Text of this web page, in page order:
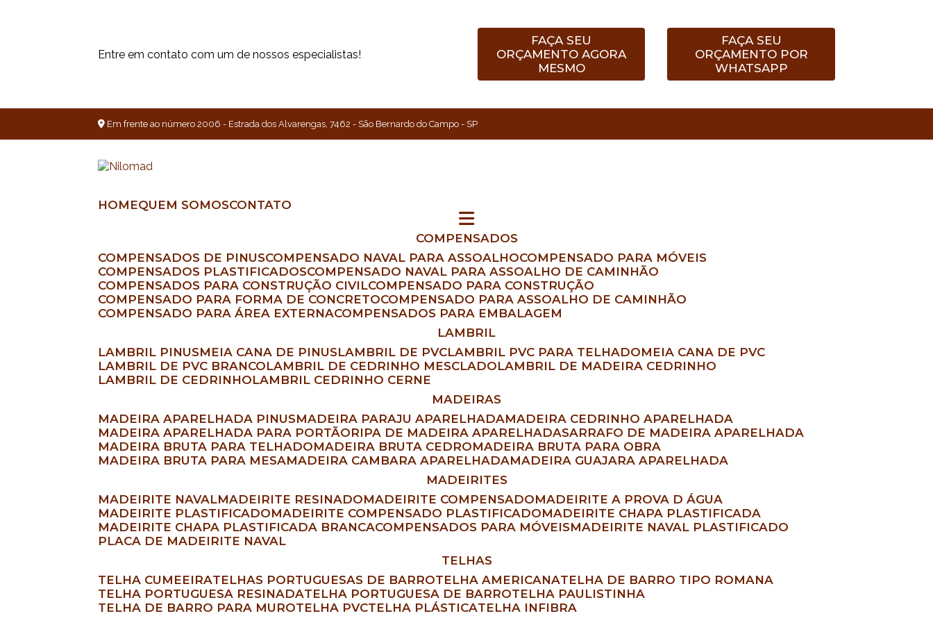
Entre em contato com um de nossos especialistas!
FAÇA SEU
ORÇAMENTO AGORA
MESMO
FAÇA SEU
ORÇAMENTO POR
WHATSAPP
Em frente ao número 2006 - Estrada dos Alvarengas, 7462 - São Bernardo do Campo - SP
HOME QUEM SOMOS CONTATO
COMPENSADOS
COMPENSADOS DE PINUS COMPENSADO NAVAL PARA ASSOALHO
COMPENSADO PARA MÓVEIS
COMPENSADOS PLASTIFICADOS COMPENSADO NAVAL PARA ASSOALHO DE CAMINHÃO
COMPENSADOS PARA CONSTRUÇÃO CIVIL COMPENSADO PARA CONSTRUÇÃO
COMPENSADO PARA FORMA DE CONCRETO
COMPENSADO PARA ASSOALHO DE CAMINHÃO
COMPENSADO PARA ÁREA EXTERNA COMPENSADOS PARA EMBALAGEM
LAMBRIL
LAMBRIL PINUS
MEIA CANA DE PINUS LAMBRIL DE PVC LAMBRIL PVC PARA TELHADO
MEIA CANA DE PVC
LAMBRIL DE PVC BRANCO
LAMBRIL DE CEDRINHO MESCLADO
LAMBRIL DE MADEIRA CEDRINHO
LAMBRIL DE CEDRINHO
LAMBRIL CEDRINHO CERNE
MADEIRAS
MADEIRA APARELHADA PINUS
MADEIRA PARAJU APARELHADA
MADEIRA CEDRINHO APARELHADA
MADEIRA APARELHADA PARA PORTÃO
RIPA DE MADEIRA APARELHADA SARRAFO DE MADEIRA APARELHADA
MADEIRA BRUTA PARA TELHADO
MADEIRA BRUTA CEDRO
MADEIRA BRUTA PARA OBRA
MADEIRA BRUTA PARA MESA
MADEIRA CAMBARA APARELHADA
MADEIRA GUAJARA APARELHADA
MADEIRITES
MADEIRITE NAVAL
MADEIRITE RESINADO MADEIRITE COMPENSADO
MADEIRITE A PROVA D ÁGUA
MADEIRITE PLASTIFICADO
MADEIRITE COMPENSADO PLASTIFICADO
MADEIRITE CHAPA PLASTIFICADA
MADEIRITE CHAPA PLASTIFICADA BRANCA COMPENSADOS PARA MÓVEIS
MADEIRITE NAVAL PLASTIFICADO
PLACA DE MADEIRITE NAVAL
TELHAS
TELHA CUMEEIRA
TELHAS PORTUGUESAS DE BARRO TELHA AMERICANA
TELHA DE BARRO TIPO ROMANA
TELHA PORTUGUESA RESINADA
TELHA PORTUGUESA DE BARRO
TELHA PAULISTINHA
TELHA DE BARRO PARA MURO
TELHA PVC TELHA PLÁSTICA TELHA INFIBRA